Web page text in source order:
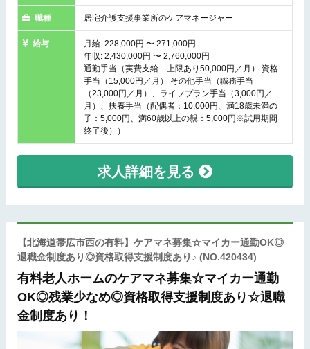
職種 居宅介護支援事業所のケアマネージャー
給与
月給: 228,000円 〜 271,000円
年収: 2,430,000円 〜 2,760,000円
通勤手当（実費支給 上限あり50,000円／月） 資格
手当（15,000円／月） その他手当（職務手当
（23,000円／月）、ライフプラン手当（3,000円／
月）、扶養手当（配偶者：10,000円、満18歳未満の
子：5,000円、満60歳以上の親：5,000円※試用期間
終了後））
求人詳細を見る
【北海道帯広市西の有料】ケアマネ募集☆マイカー通勤OK◎
退職金制度あり◎資格取得支援制度あり♪ (NO.420434)
有料老人ホームのケアマネ募集☆マイカー通勤
OK◎残業少なめ◎資格取得支援制度あり☆退職
金制度あり！